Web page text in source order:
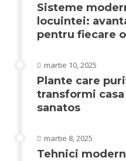
Sisteme
locuintei:
pentru fiecare
martie 10, 2025
Plante care
transformi
sanatos
martie 8, 2025
Tehnici